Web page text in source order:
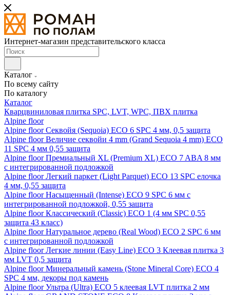
Интернет-магазин представительского класса
Каталог
По всему сайту
По каталогу
Каталог
Кварцвиниловая плитка SPC, LVT, WPC, ПВХ плитка
Alpine floor
Alpine floor Секвойя (Sequoia) ECO 6 SPC 4 мм, 0,5 защита
Alpine floor Величие секвойи 4 mm (Grand Sequoia 4 mm) ECO
11 SPC 4 мм 0,55 защита
Alpine floor Премиальный XL (Premium XL) ECO 7 ABA 8 мм
с интегрированной подложкой
Alpine floor Легкий паркет (Light Parquet) ECO 13 SPC елочка
4 мм, 0,55 защита
Alpine floor Насыщенный (Intense) ECO 9 SPC 6 мм с
интегрированной подложкой, 0,55 защита
Alpine floor Классический (Classic) ECO 1 (4 мм SPC 0,55
защита 43 класс)
Alpine floor Натуральное дерево (Real Wood) ECO 2 SPC 6 мм
с интегрированной подложкой
Alpine floor Легкие линии (Easy Line) ECO 3 Клеевая плитка 3
мм LVT 0,5 защита
Alpine floor Минеральный камень (Stone Mineral Core) ECO 4
SPC 4 мм, декоры под камень
Alpine floor Ультра (Ultra) ECO 5 клеевая LVT плитка 2 мм